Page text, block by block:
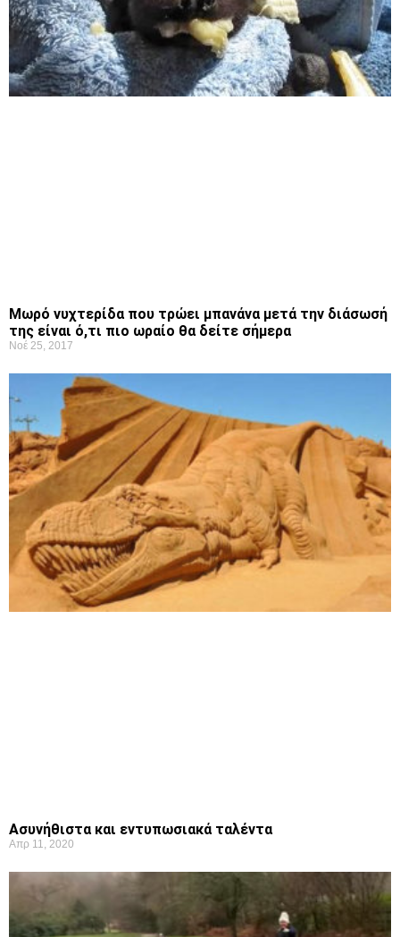
Μωρό νυχτερίδα που τρώει μπανάνα μετά την διάσωσή
της είναι ό,τι πιο ωραίο θα δείτε σήμερα
Νοέ 25, 2017
Ασυνήθιστα και εντυπωσιακά ταλέντα
Απρ 11, 2020